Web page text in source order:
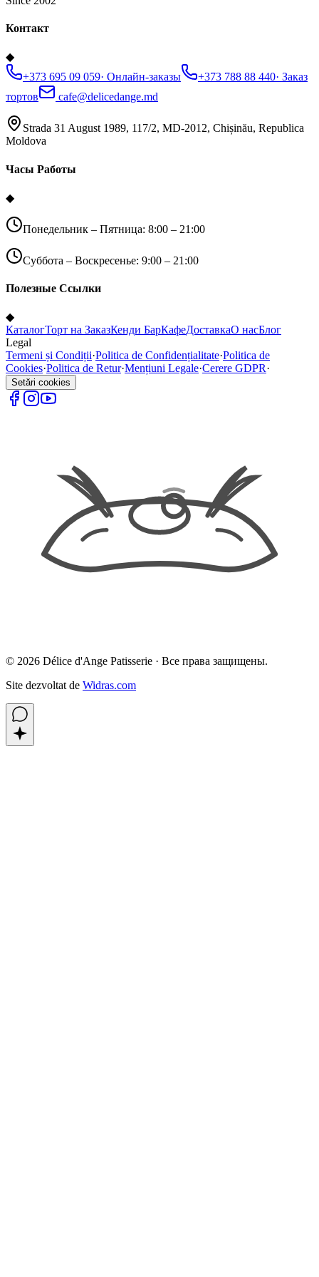
Контакт
◆
+373 695 09 059· Онлайн-заказы +373 788 88 440· Заказ
тортов
cafe@delicedange.md
Strada 31 August 1989, 117/2, MD-2012, Chișinău, Republica
Moldova
Часы Работы
◆
Понедельник – Пятница: 8:00 – 21:00
Суббота – Воскресенье: 9:00 – 21:00
Полезные Ссылки
◆
КаталогТорт на ЗаказКенди БарКафеДоставкаО насБлог
Legal
Termeni și Condiții·Politica de Confidențialitate·Politica de
Cookies·Politica de Retur·Mențiuni Legale·Cerere GDPR·
Setări cookies
© 2026 Délice d'Ange Patisserie · Все права защищены.
Site dezvoltat de Widras.com